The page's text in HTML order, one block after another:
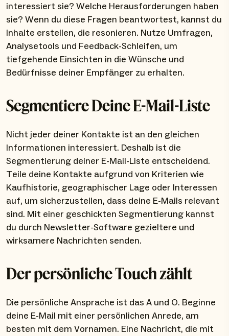
interessiert sie? Welche Herausforderungen haben
sie? Wenn du diese Fragen beantwortest, kannst du
Inhalte erstellen, die resonieren. Nutze Umfragen,
Analysetools und Feedback-Schleifen, um
tiefgehende Einsichten in die Wünsche und
Bedürfnisse deiner Empfänger zu erhalten.
Segmentiere Deine E-Mail-Liste
Nicht jeder deiner Kontakte ist an den gleichen
Informationen interessiert. Deshalb ist die
Segmentierung deiner E-Mail-Liste entscheidend.
Teile deine Kontakte aufgrund von Kriterien wie
Kaufhistorie, geographischer Lage oder Interessen
auf, um sicherzustellen, dass deine E-Mails relevant
sind. Mit einer geschickten Segmentierung kannst
du durch Newsletter-Software gezieltere und
wirksamere Nachrichten senden.
Der persönliche Touch zählt
Die persönliche Ansprache ist das A und O. Beginne
deine E-Mail mit einer persönlichen Anrede, am
besten mit dem Vornamen. Eine Nachricht, die mit